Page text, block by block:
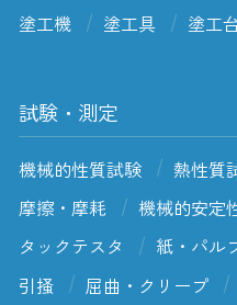
塗工機 塗工具 塗工
試験・測定
機械的性質試験 熱性質
摩擦・摩耗
機械的安定
タックテスタ
紙・パル
引掻
屈曲・クリープ